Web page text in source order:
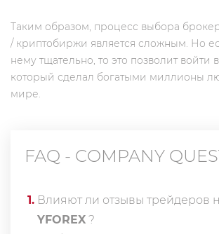
Таким образом, процесс выбора
/ криптобиржи является сложным. Но
нему тщательно, то это позволит войти
который сделал богатыми миллионы
мире.
FAQ - COMPANY
1. Влияют ли отзывы трейдеров
YFOREX ?